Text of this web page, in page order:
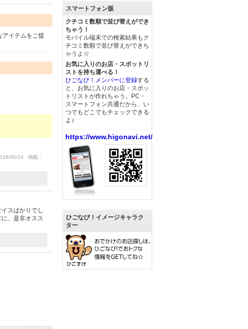
アイテムをご提
06/24 掲載：
スばかりでし
、是非オスス
スマートフォン版
クチコミ数順で並び替えができ
ちゃう！
モバイル端末での検索結果もク
チコミ数順で並び替えができち
ゃうよ☆
お気に入りのお店・スポットリ
ストを持ち運べる！
ひごなび！メンバーに登録する
と、お気に入りのお店・スポッ
トリストが作れちゃう。PC・
スマートフォン共通だから、い
つでもどこでもチェックできる
よ♪
https://www.higonavi.net/
ひごなび！イメージキャラク
ター